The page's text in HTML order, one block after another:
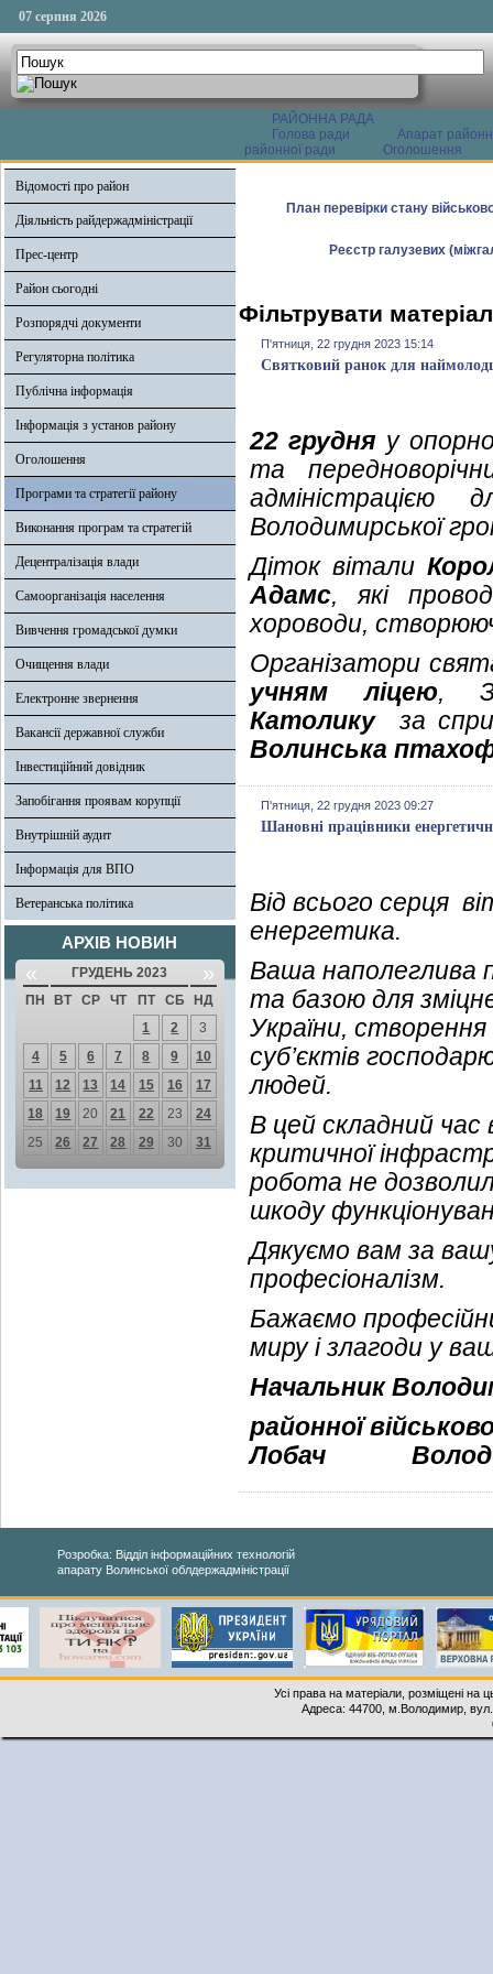
07 серпня 2026
РАЙОННА РАДА
Голова ради
Апарат
районної ради
Оголошення
Відомості про район
Діяльність райдержадміністрації
Прес-центр
Район сьогодні
Розпорядчі документи
Регуляторна політика
Публічна інформація
Інформація з установ району
Оголошення
Програми та стратегії району
Виконання програм та стратегій
Децентралізація влади
Самоорганізація населення
Вивчення громадської думки
Очищення влади
Електронне звернення
Вакансії державної служби
Інвестиційний довідник
Запобігання проявам корупції
Внутрішній аудит
Інформація для ВПО
Ветеранська політика
АРХІВ НОВИН
« ГРУДЕНЬ 2023 »
ПН ВТ СР ЧТ ПТ СБ
НД
1
2
3
4
5 6 7 8 9
10
11
12 13 14 15 16
17
18
19 20 21 22 23
24
25
26 27 28 29 30 31
План перевірки стану
Реєстр галузевих
Фільтрувати
П'ятниця, 22 грудня 2023 15:14
Святковий ранок для
22 грудня у
та
адміністрацією
Володимирської
Діток вітали
Адамс, які
хороводи,
Організатори
учням ліцею,
Католикуза
Волинська
П'ятниця, 22 грудня 2023 09:27
Шановні працівники
Від всього серця
енергетика.
Ваша наполеглива
та базою для
України,
суб’єктів
людей.
В цей складний час
критичної
робота не
шкоду
Дякуємо вам за
професіоналізм.
Бажаємо
миру і злагоди у
Начальник
районної
Лобач
Розробка: Відділ інформаційних технологій
апарату Волинської облдержадміністрації
Усі права на матеріали, розміщені на
Адреса: 44700, м.Володимир,